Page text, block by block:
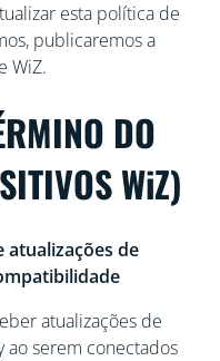
esta política de
publicaremos a
WiZ.
DO
WiZ)
de
atualizações de
serem conectados